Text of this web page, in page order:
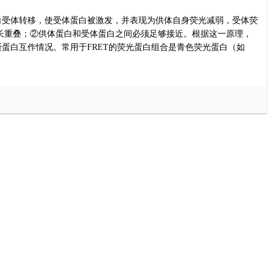
体转移，使受体蛋白被激发，并表现为供体自身荧光减弱，受体荧
叠；②供体蛋白和受体蛋白之间必须足够接近。根据这一原理，
白互作情况。常用于FRET的荧光蛋白组合是青色荧光蛋白（如